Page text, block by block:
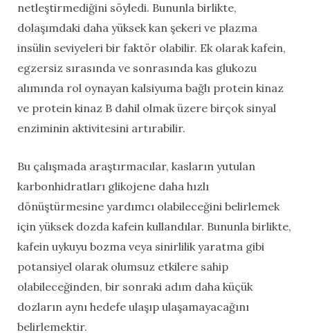
netleştirmediğini söyledi. Bununla birlikte,
dolaşımdaki daha yüksek kan şekeri ve plazma
insülin seviyeleri bir faktör olabilir. Ek olarak kafein,
egzersiz sırasında ve sonrasında kas glukozu
alımında rol oynayan kalsiyuma bağlı protein kinaz
ve protein kinaz B dahil olmak üzere birçok sinyal
enziminin aktivitesini artırabilir.
Bu çalışmada araştırmacılar, kasların yutulan
karbonhidratları glikojene daha hızlı
dönüştürmesine yardımcı olabileceğini belirlemek
için yüksek dozda kafein kullandılar. Bununla birlikte,
kafein uykuyu bozma veya sinirlilik yaratma gibi
potansiyel olarak olumsuz etkilere sahip
olabileceğinden, bir sonraki adım daha küçük
dozların aynı hedefe ulaşıp ulaşamayacağını
belirlemektir.